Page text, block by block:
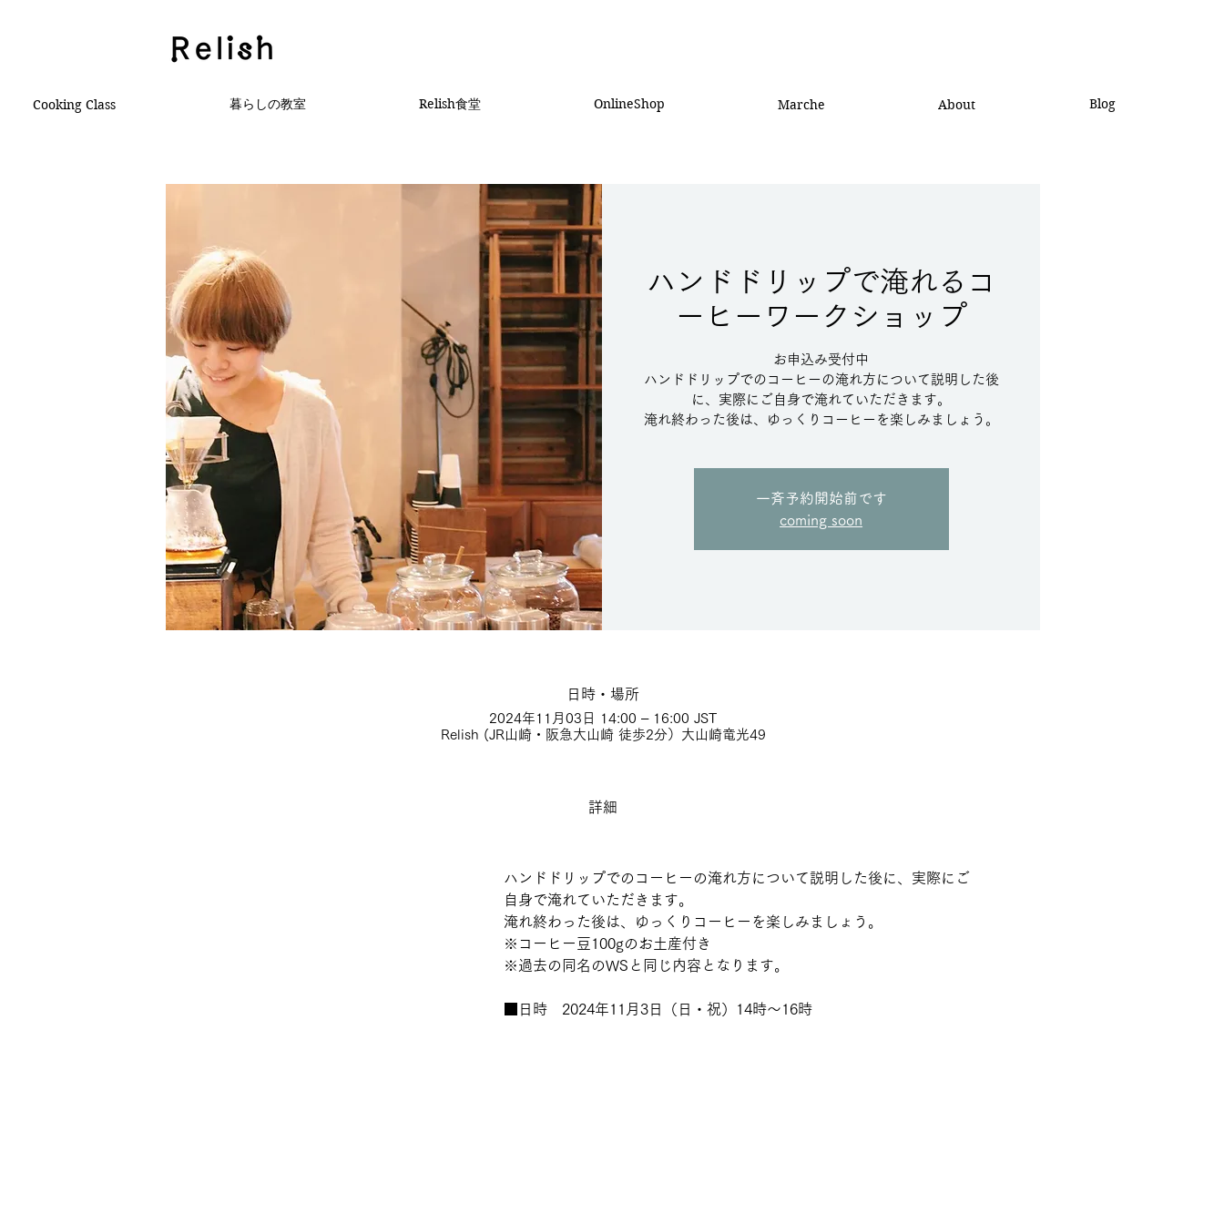
Cooking Class 暮らしの教室 Relish食堂 OnlineShop Marche About Blog
ハンドドリップで淹れるコ
ーヒーワークショップ
お申込み受付中
ハンドドリップでのコーヒーの淹れ方について説明した後
に、実際にご自身で淹れていただきます。
淹れ終わった後は、ゆっくりコーヒーを楽しみましょう。
一斉予約開始前です
coming soon
日時・場所
2024年11月03日 14:00 – 16:00 JST
Relish (JR山崎・阪急大山崎 徒歩2分）大山崎竜光49
詳細
ハンドドリップでのコーヒーの淹れ方について説明した後に、実際にご
自身で淹れていただきます。
淹れ終わった後は、ゆっくりコーヒーを楽しみましょう。
※コーヒー豆100gのお土産付き
※過去の同名のWSと同じ内容となります。
■日時　2024年11月3日（日・祝）14時～16時